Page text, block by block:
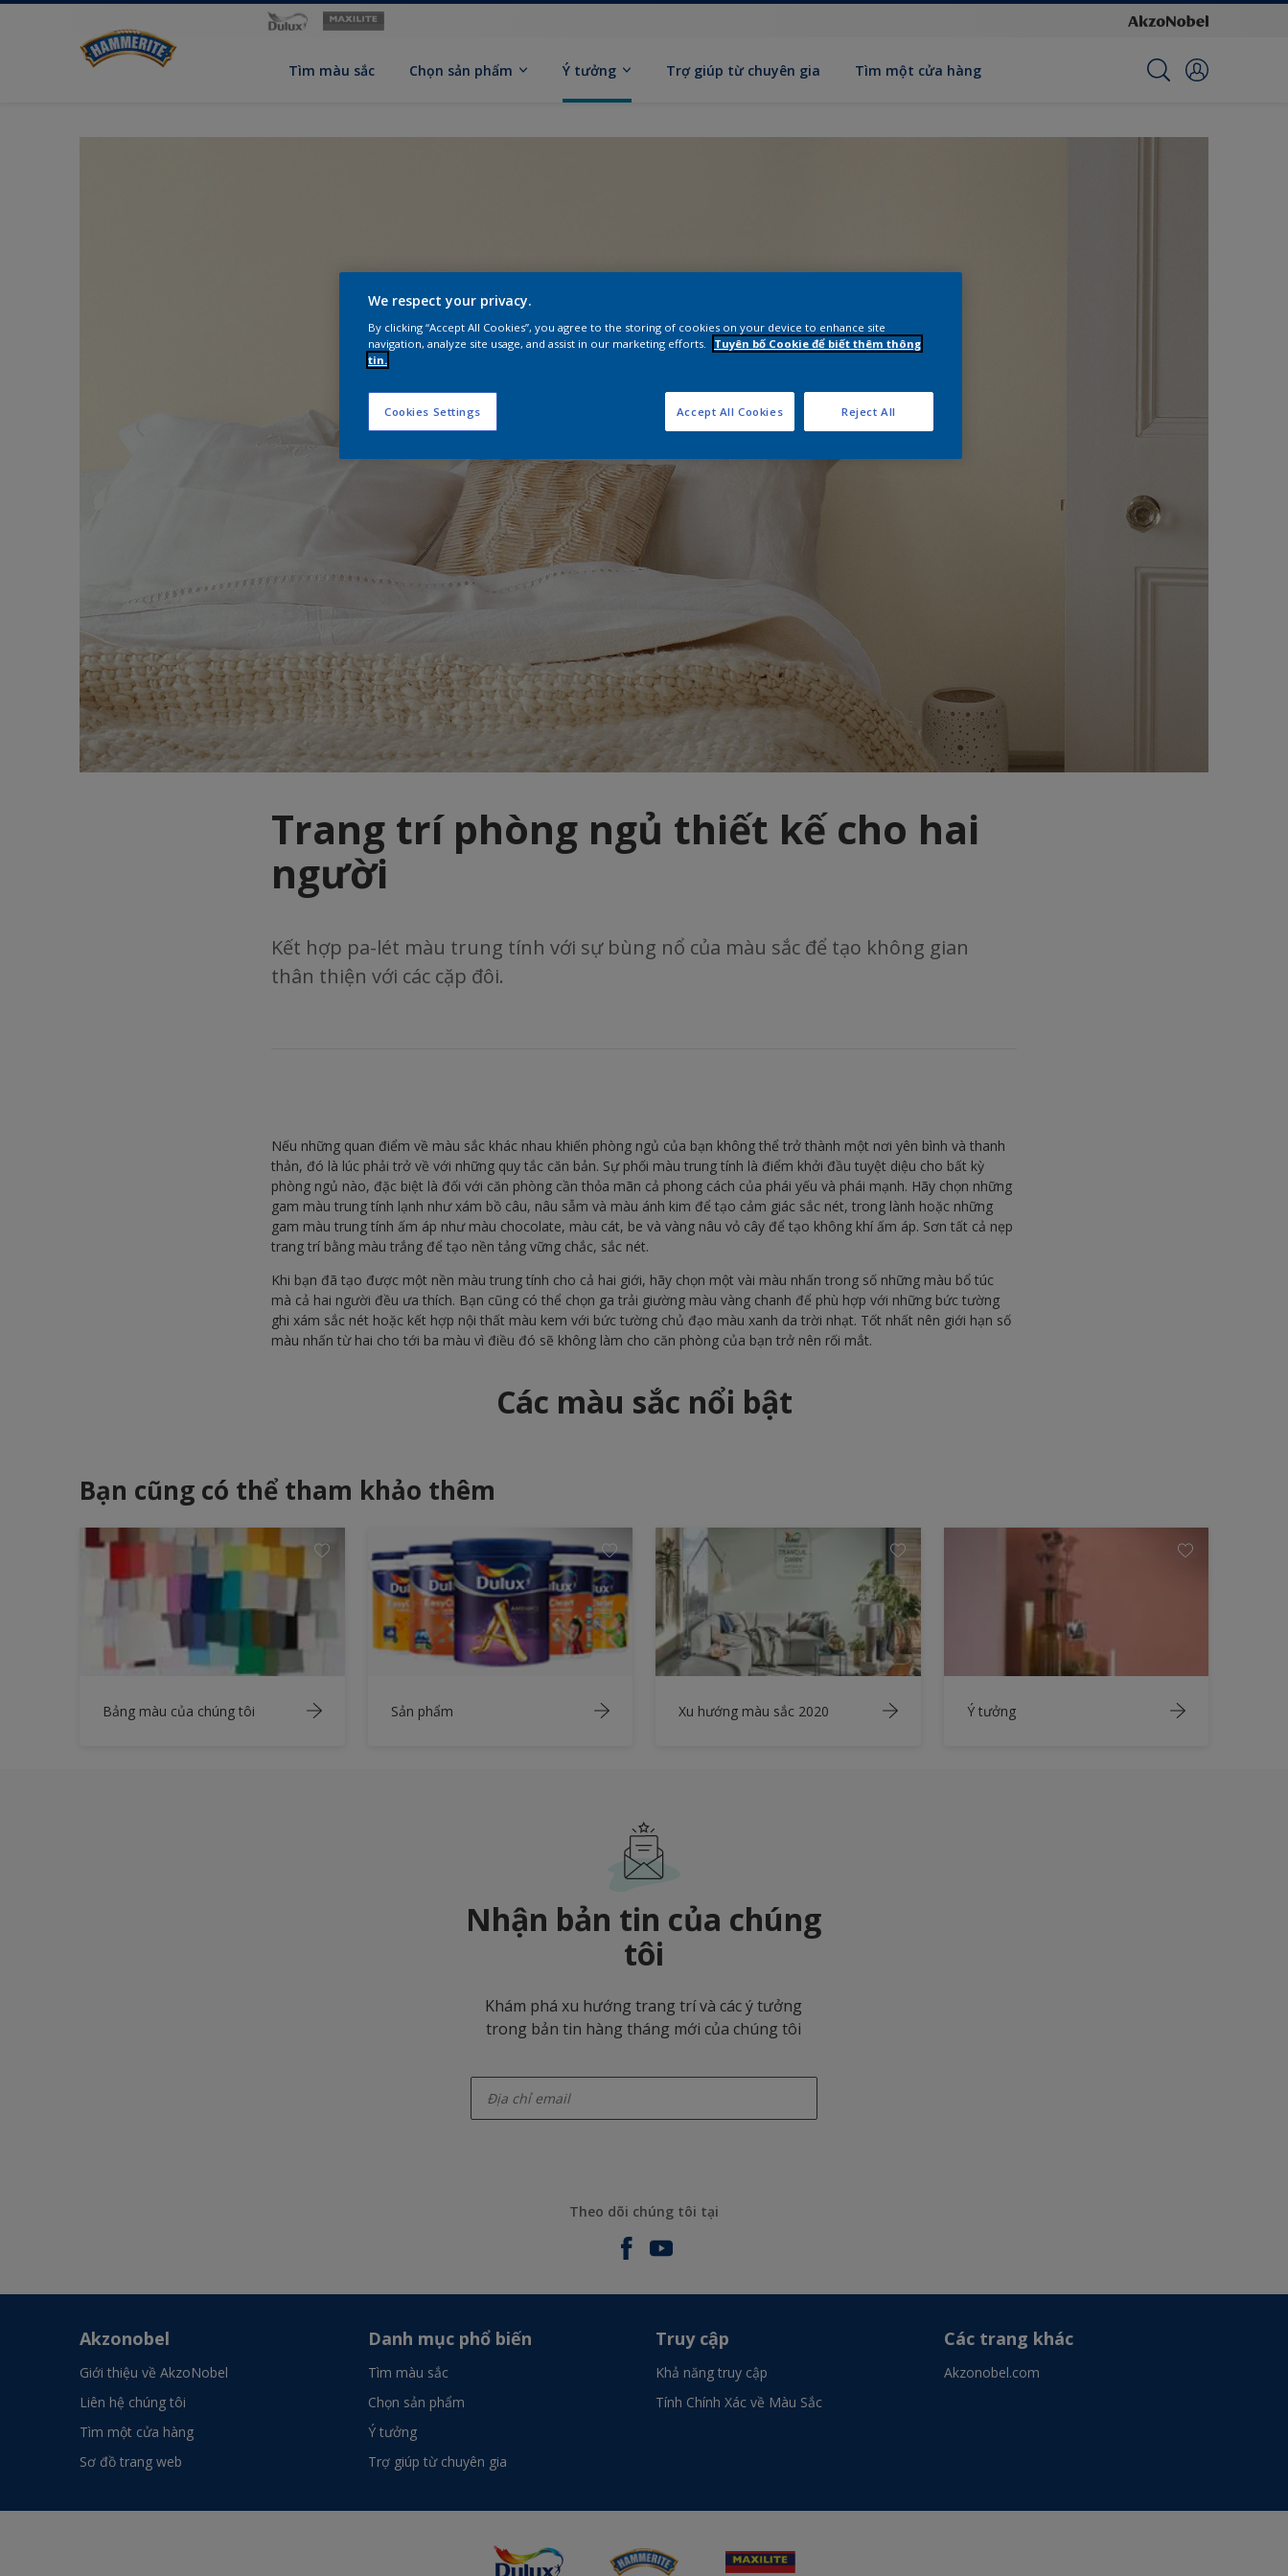
Tìm màu sắc Chọn sản phẩm Ý tưởng Trợ giúp từ chuyên gia Tìm một cửa hàng
Trang trí phòng ngủ thiết kế cho hai
người
Kết hợp pa-lét màu trung tính với sự bùng nổ của màu sắc để tạo không gian
thân thiện với các cặp đôi.
Nếu những quan điểm về màu sắc khác nhau khiến phòng ngủ của bạn không thể trở thành một nơi yên bình và thanh
thản, đó là lúc phải trở về với những quy tắc căn bản. Sự phối màu trung tính là điểm khởi đầu tuyệt diệu cho bất kỳ
phòng ngủ nào, đặc biệt là đối với căn phòng cần thỏa mãn cả phong cách của phái yếu và phái mạnh. Hãy chọn những
gam màu trung tính lạnh như xám bồ câu, nâu sẫm và màu ánh kim để tạo cảm giác sắc nét, trong lành hoặc những
gam màu trung tính ấm áp như màu chocolate, màu cát, be và vàng nâu vỏ cây để tạo không khí ấm áp. Sơn tất cả nẹp
trang trí bằng màu trắng để tạo nền tảng vững chắc, sắc nét.
Khi bạn đã tạo được một nền màu trung tính cho cả hai giới, hãy chọn một vài màu nhấn trong số những màu bổ túc
mà cả hai người đều ưa thích. Bạn cũng có thể chọn ga trải giường màu vàng chanh để phù hợp với những bức tường
ghi xám sắc nét hoặc kết hợp nội thất màu kem với bức tường chủ đạo màu xanh da trời nhạt. Tốt nhất nên giới hạn số
màu nhấn từ hai cho tới ba màu vì điều đó sẽ không làm cho căn phòng của bạn trở nên rối mắt.
Các màu sắc nổi bật
Bạn cũng có thể tham khảo thêm
Bảng màu của chúng tôi Sản phẩm Xu hướng màu sắc 2020 Ý tưởng
Nhận bản tin của chúng
tôi
Khám phá xu hướng trang trí và các ý tưởng
trong bản tin hàng tháng mới của chúng tôi
Theo dõi chúng tôi tại
Akzonobel
Giới thiệu về AkzoNobel
Liên hệ chúng tôi
Tìm một cửa hàng
Sơ đồ trang web
Danh mục phổ biến
Tìm màu sắc
Chọn sản phẩm
Ý tưởng
Trợ giúp từ chuyên gia
Truy cập
Khả năng truy cập
Tính Chính Xác về Màu Sắc
Các trang khác
Akzonobel.com
We respect your privacy.
By clicking “Accept All Cookies”, you agree to the storing of cookies on your device to enhance site
navigation, analyze site usage, and assist in our marketing efforts.
Tuyên bố Cookie để biết thêm thông
tin.
Reject All
Accept All Cookies
Cookies Settings